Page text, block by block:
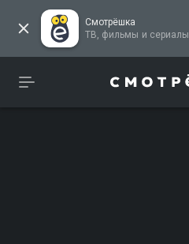
Смотрёшка
ТВ, фильмы и сериалы